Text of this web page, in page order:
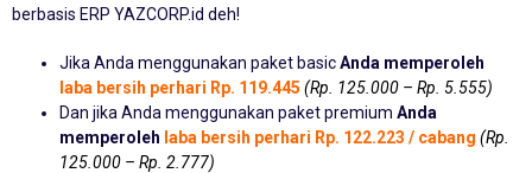
berbasis ERP YAZCORP.id deh!
Jika Anda menggunakan paket basicAnda memperoleh
laba bersih perhari Rp. 119.445 (Rp. 125.000 – Rp. 5.555)
Dan jika Anda menggunakan paket premium Anda
memperoleh laba bersih perhari Rp. 122.223 / cabang (Rp.
125.000 – Rp. 2.777)